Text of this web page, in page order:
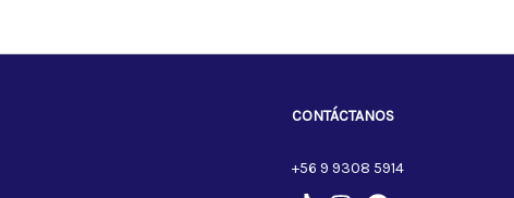
CONTÁCTANOS
+56 9 9308 5914